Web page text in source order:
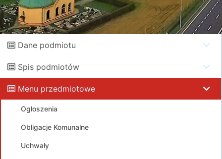
Dane podmiotu
Spis podmiotów
Menu przedmiotowe
Ogłoszenia
Obligacje Komunalne
Uchwały